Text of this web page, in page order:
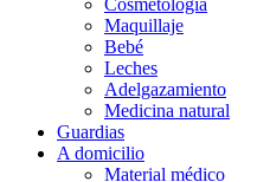
Cosmetología
Maquillaje
Bebé
Leches
Adelgazamiento
Medicina natural
Guardias
A domicilio
Material médico